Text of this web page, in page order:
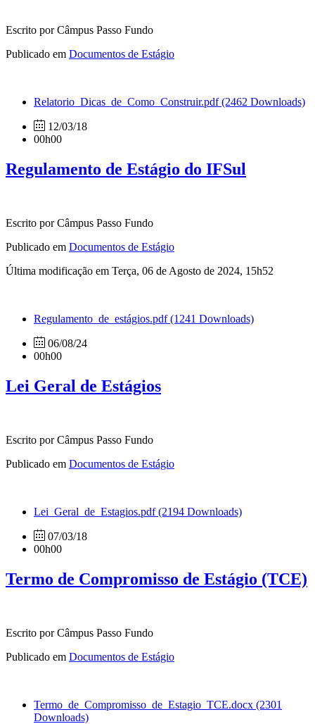
Escrito por Câmpus Passo Fundo
Publicado em Documentos de Estágio
Relatorio_Dicas_de_Como_Construir.pdf(2462 Downloads)
12/03/18
00h00
Regulamento de Estágio do IFSul
Escrito por Câmpus Passo Fundo
Publicado em Documentos de Estágio
Última modificação em Terça, 06 de Agosto de 2024, 15h52
Regulamento_de_estágios.pdf(1241 Downloads)
06/08/24
00h00
Lei Geral de Estágios
Escrito por Câmpus Passo Fundo
Publicado em Documentos de Estágio
Lei_Geral_de_Estagios.pdf(2194 Downloads)
07/03/18
00h00
Termo de Compromisso de Estágio (TCE)
Escrito por Câmpus Passo Fundo
Publicado em Documentos de Estágio
Termo_de_Compromisso_de_Estagio_TCE.docx (2301
Downloads)